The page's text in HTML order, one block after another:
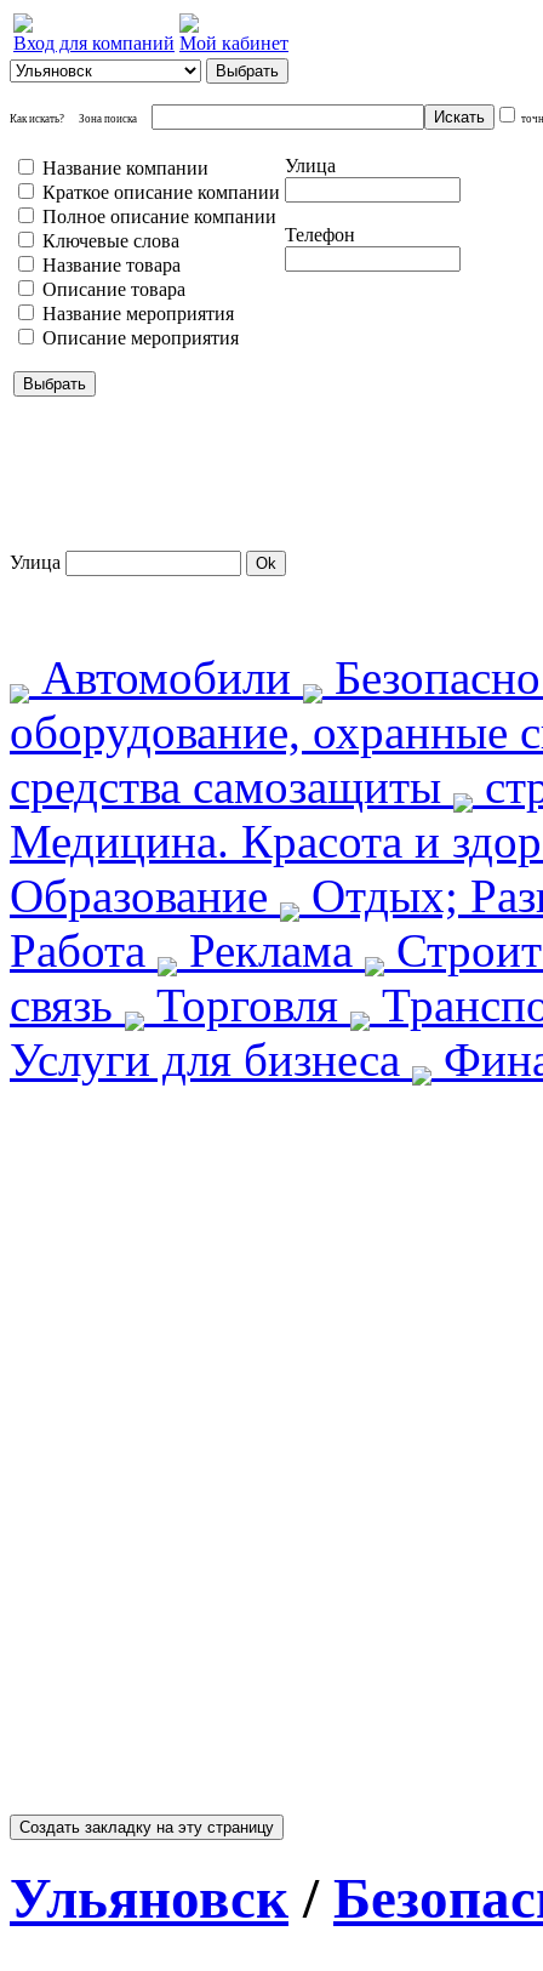
Вход для компаний Мой кабинет
Как искать? Зона поиска
Название компании
Краткое описание компании
Полное описание компании
Ключевые слова
Название товара
Описание товара
Название мероприятия
Описание мероприятия
Улица
Телефон
Улица
Автомобили
оборудование, охранные
средства самозащиты
Медицина. Красота и
Образование
Отдых;
Работа
Реклама
связь
Торговля
Услуги для бизнеса
Ульяновск /